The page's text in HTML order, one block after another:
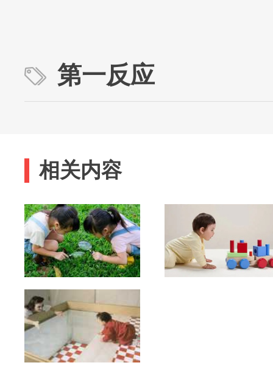
第一反应
相关内容